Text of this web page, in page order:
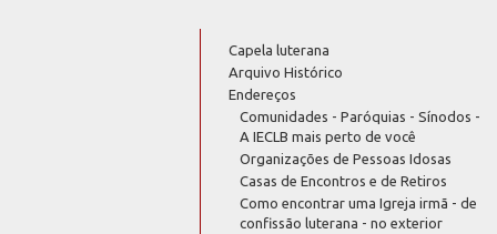
Capela luterana
Arquivo Histórico
Endereços
Comunidades - Paróquias - Sínodos -
A IECLB mais perto de você
Organizações de Pessoas Idosas
Casas de Encontros e de Retiros
Como encontrar uma Igreja irmã - de
confissão luterana - no exterior